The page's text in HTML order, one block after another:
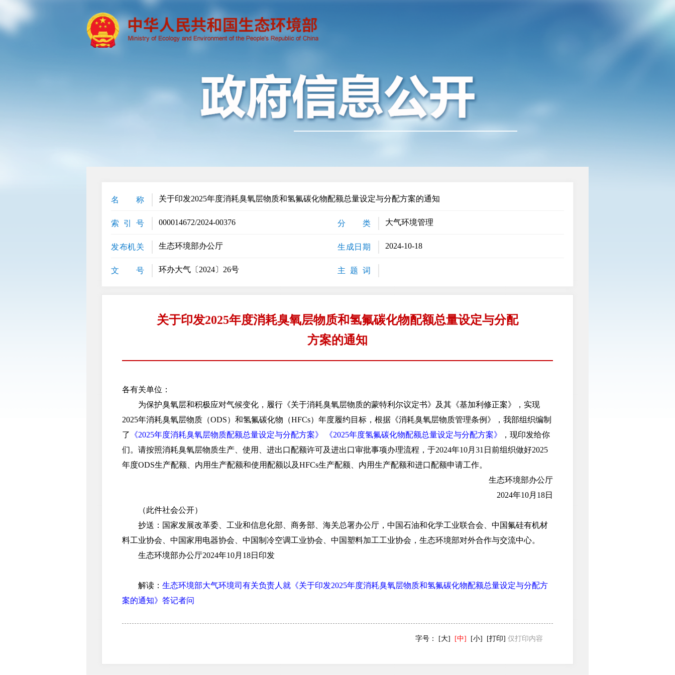
名 称 关于印发2025年度消耗臭氧层物质和氢氟碳化物配额总量设定与分配方案的通知
索 引 号 000014672/2024-00376 分 类 大气环境管理
发布机关 生态环境部办公厅 生成日期 2024-10-18
文 号 环办大气〔2024〕26号 主 题 词
关于印发2025年度消耗臭氧层物质和氢氟碳化物配额总量设定与分配
方案的通知
各有关单位：
为保护臭氧层和积极应对气候变化，履行《关于消耗臭氧层物质的蒙特利尔议定书》及其《基加利修正案》，实现
2025年消耗臭氧层物质（ODS）和氢氟碳化物（HFCs）年度履约目标，根据《消耗臭氧层物质管理条例》，我部组织编制
了
《2025年度消耗臭氧层物质配额总量设定与分配方案》 《2025年度氢氟碳化物配额总量设定与分配方案》
，现印发给你
们。请按照消耗臭氧层物质生产、使用、进出口配额许可及进出口审批事项办理流程，于2024年10月31日前组织做好2025
年度ODS生产配额、内用生产配额和使用配额以及HFCs生产配额、内用生产配额和进口配额申请工作。
生态环境部办公厅
2024年10月18日
（此件社会公开）
抄送：国家发展改革委、工业和信息化部、商务部、海关总署办公厅，中国石油和化学工业联合会、中国氟硅有机材
料工业协会、中国家用电器协会、中国制冷空调工业协会、中国塑料加工工业协会，生态环境部对外合作与交流中心。
生态环境部办公厅2024年10月18日印发
解读： 生态环境部大气环境司有关负责人就《关于印发2025年度消耗臭氧层物质和氢氟碳化物配额总量设定与分配方
案的通知》答记者问
字号： [大] [中] [小] [打印] 仅打印内容